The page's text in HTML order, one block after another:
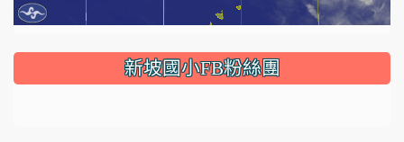
::: 新坡國小FB粉絲團